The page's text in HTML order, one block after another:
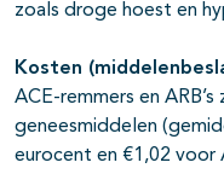
zoals droge hoest en
Kosten
ACE-remmers en
geneesmiddelen
eurocent en €1,02 voor